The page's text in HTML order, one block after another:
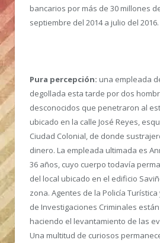
bancarios por más de 30 millones
septiembre del 2014 a julio del 2016.
Pura percepción: una empleada
degollada esta tarde por dos
desconocidos que penetraron al
ubicado en la calle José Reyes,
Ciudad Colonial, de donde
dinero. La empleada ultimada es
36 años, cuyo cuerpo todavía
del local ubicado en el edificio
zona. Agentes de la Policía
de Investigaciones Criminales
haciendo el levantamiento de las
Una multitud de curiosos